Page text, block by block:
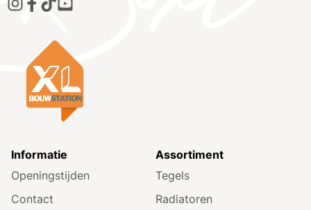
Informatie
Openingstijden
Contact
Assortiment
Tegels
Radiatoren